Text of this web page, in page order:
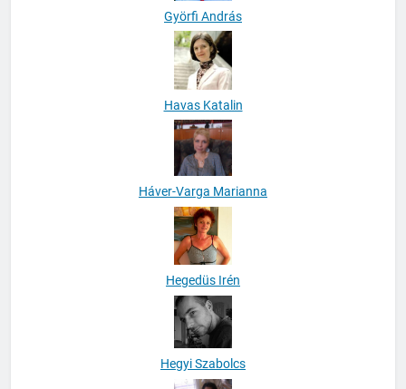
Györfi András
Havas Katalin
Háver-Varga Marianna
Hegedüs Irén
Hegyi Szabolcs